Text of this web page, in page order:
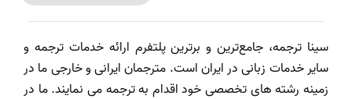
سینا ترجمه، جامع‌ترین و برترین پلتفرم ارائه خدمات ترجمه و
سایر خدمات زبانی در ایران است. مترجمان ایرانی و خارجی ما در
زمینه رشته های تخصصی خود اقدام به ترجمه می نمایند. ما در